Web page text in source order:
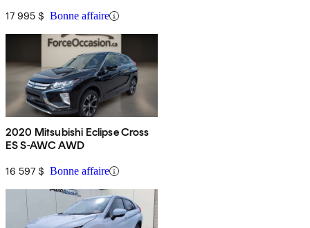
17 995 $ Bonne affaire
2020 Mitsubishi Eclipse Cross
ES S-AWC AWD
16 597 $ Bonne affaire